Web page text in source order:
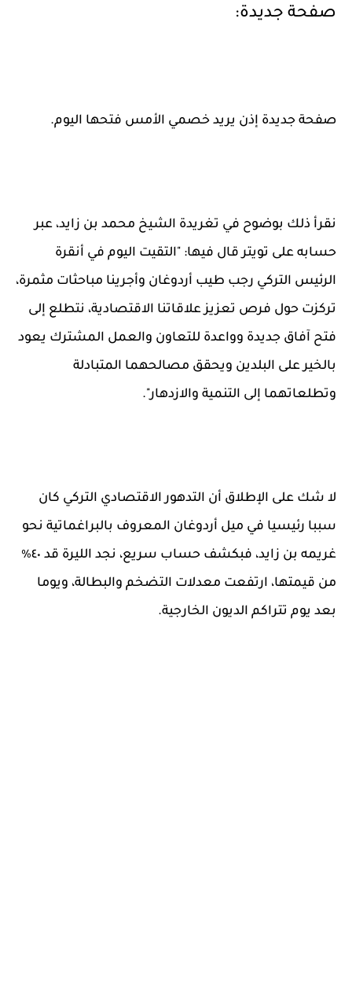
صفحة جديدة:
صفحة جديدة إذن يريد خصمي الأمس فتحها اليوم.
نقرأ ذلك بوضوح في تغريدة الشيخ محمد بن زايد، عبر
حسابه على تويتر قال فيها: "التقيت اليوم في أنقرة
الرئيس التركي رجب طيب أردوغان وأجرينا مباحثات مثمرة،
تركزت حول فرص تعزيز علاقاتنا الاقتصادية، نتطلع إلى
فتح آفاق جديدة وواعدة للتعاون والعمل المشترك يعود
بالخير على البلدين ويحقق مصالحهما المتبادلة
وتطلعاتهما إلى التنمية والازدهار".
لا شك على الإطلاق أن التدهور الاقتصادي التركي كان
سببا رئيسيا في ميل أردوغان المعروف بالبراغماتية نحو
غريمه بن زايد، فبكشف حساب سريع، نجد الليرة قد ٤٠٪
من قيمتها، ارتفعت معدلات التضخم والبطالة، ويوما
بعد يوم تتراكم الديون الخارجية.